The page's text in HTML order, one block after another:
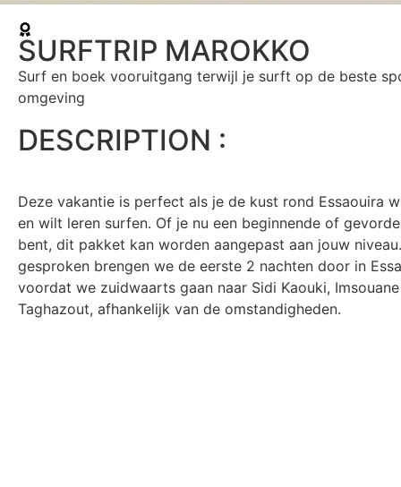
SURFTRIP MAROKKO
Surf en boek vooruitgang terwijl je surft op de beste
omgeving
DESCRIPTION :
Deze vakantie is perfect als je de kust rond Essaouira
en wilt leren surfen. Of je nu een beginnende of
bent, dit pakket kan worden aangepast aan jouw
gesproken brengen we de eerste 2 nachten door in
voordat we zuidwaarts gaan naar Sidi Kaouki,
Taghazout, afhankelijk van de omstandigheden.